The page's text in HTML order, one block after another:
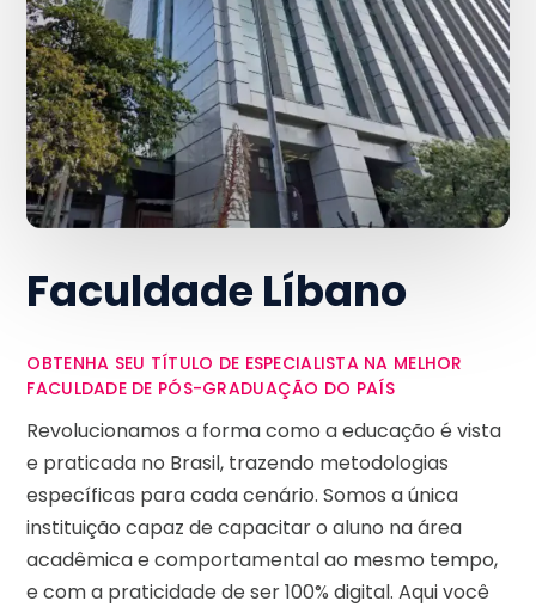
Faculdade Líbano
OBTENHA SEU TÍTULO DE ESPECIALISTA NA MELHOR
FACULDADE DE PÓS-GRADUAÇÃO DO PAÍS
Revolucionamos a forma como a educação é vista
e praticada no Brasil, trazendo metodologias
específicas para cada cenário. Somos a única
instituição capaz de capacitar o aluno na área
acadêmica e comportamental ao mesmo tempo,
e com a praticidade de ser 100% digital. Aqui você